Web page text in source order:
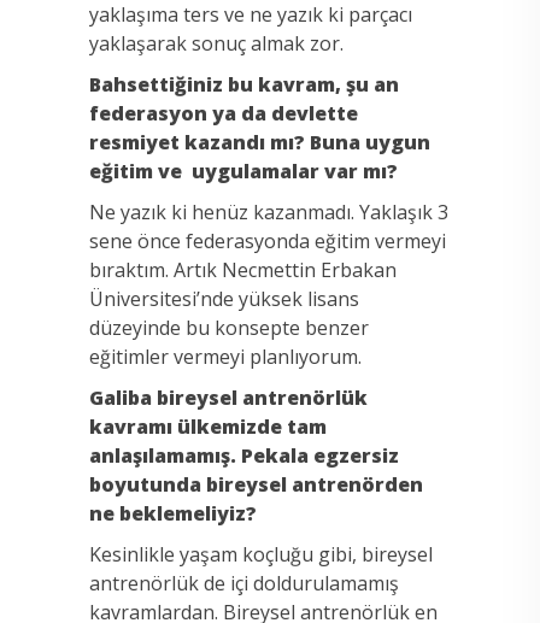
yaklaşıma ters ve ne yazık ki parçacı
yaklaşarak sonuç almak zor.
Bahsettiğiniz bu kavram, şu an
federasyon ya da devlette
resmiyet kazandı mı? Buna uygun
eğitim ve uygulamalar var mı?
Ne yazık ki henüz kazanmadı. Yaklaşık 3
sene önce federasyonda eğitim vermeyi
bıraktım. Artık Necmettin Erbakan
Üniversitesi’nde yüksek lisans
düzeyinde bu konsepte benzer
eğitimler vermeyi planlıyorum.
Galiba bireysel antrenörlük
kavramı ülkemizde tam
anlaşılamamış. Pekala egzersiz
boyutunda bireysel antrenörden
ne beklemeliyiz?
Kesinlikle yaşam koçluğu gibi, bireysel
antrenörlük de içi doldurulamamış
kavramlardan. Bireysel antrenörlük en